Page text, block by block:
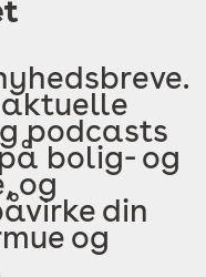
podcasts
bolig- og
og
din
og